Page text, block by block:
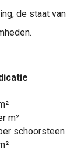
de staat van
m²
schoorsteen